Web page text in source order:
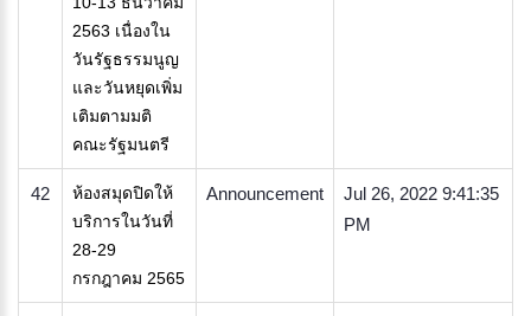
2563 เนื่องใน
วันรัฐธรรมนูญ
และวันหยุดเพิ่ม
เติมตามมติ
คณะรัฐมนตรี
42
ห้องสมุดปิดให้
บริการในวันที่
28-29
กรกฎาคม 2565
Announcement
Jul 26, 2022 9:41:35
PM